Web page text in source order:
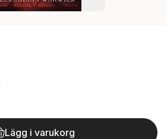
Lägg i varukorg